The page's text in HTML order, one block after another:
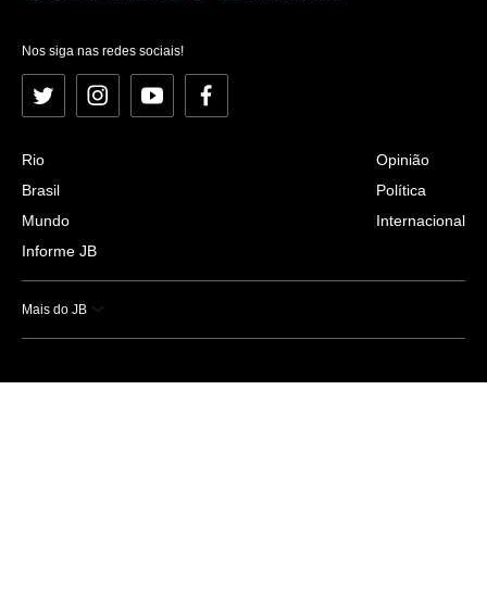
Nos siga nas redes sociais!
Twitter InstagramYouTubeFacebook
Rio
Brasil
Mundo
Informe JB
Opinião
Política
Internacional
Mais do JB
Esportes